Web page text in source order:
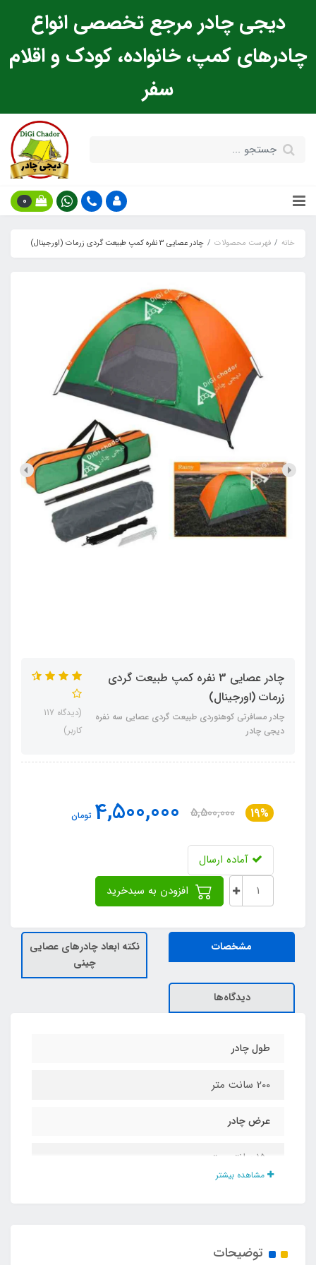
دیجی چادر مرجع تخصصی انواع
چادرهای کمپ، خانواده، کودک و اقلام
سفر
0
خانه فهرست محصولات چادر عصایی 3 نفره کمپ طبیعت گردی زرمات (اورجینال)
چادر عصایی 3 نفره کمپ طبیعت گردی
زرمات (اورجینال)
چادر مسافرتی کوهنوردی طبیعت گردی عصایی سه نفره
دیجی چادر
(دیدگاه 117
کاربر)
19%
5,500,000
4,500,000 تومان
آماده ارسال
مشخصات
نکته ابعاد چادرهای عصایی
چینی
دیدگاه‌ها
طول چادر
200 سانت متر
عرض چادر
150 سانتی متر
مشاهده بیشتر
توضیحات